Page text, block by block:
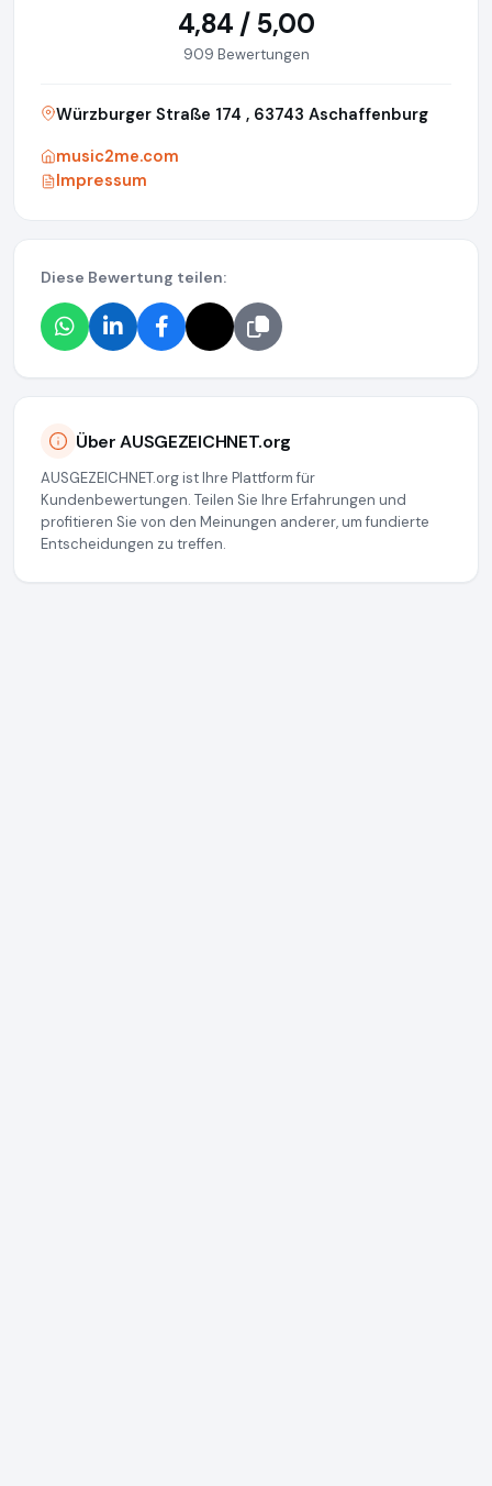
4,84 / 5,00
909 Bewertungen
Würzburger Straße 174 , 63743 Aschaffenburg
music2me.com
Impressum
Diese Bewertung teilen:
Über AUSGEZEICHNET.org
AUSGEZEICHNET.org ist Ihre Plattform für
Kundenbewertungen. Teilen Sie Ihre Erfahrungen und
profitieren Sie von den Meinungen anderer, um fundierte
Entscheidungen zu treffen.